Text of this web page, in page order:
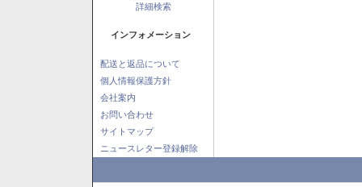
詳細検索
インフォメーション
配送と返品について
個人情報保護方針
会社案内
お問い合わせ
サイトマップ
ニュースレター登録解除